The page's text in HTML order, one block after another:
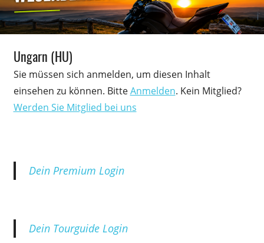
Ungarn (HU)
Sie müssen sich anmelden, um diesen Inhalt
einsehen zu können. BitteAnmelden. Kein Mitglied?
Werden Sie Mitglied bei uns
Dein Premium Login
Dein Tourguide Login